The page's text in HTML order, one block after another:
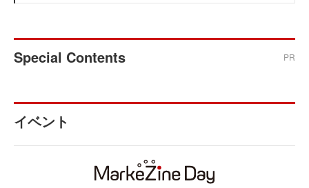
Special Contents PR
イベント